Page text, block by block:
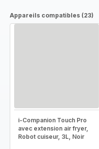
Appareils compatibles (23)
i-Companion Touch Pro
avec extension air fryer,
Robot cuiseur, 3L, Noir